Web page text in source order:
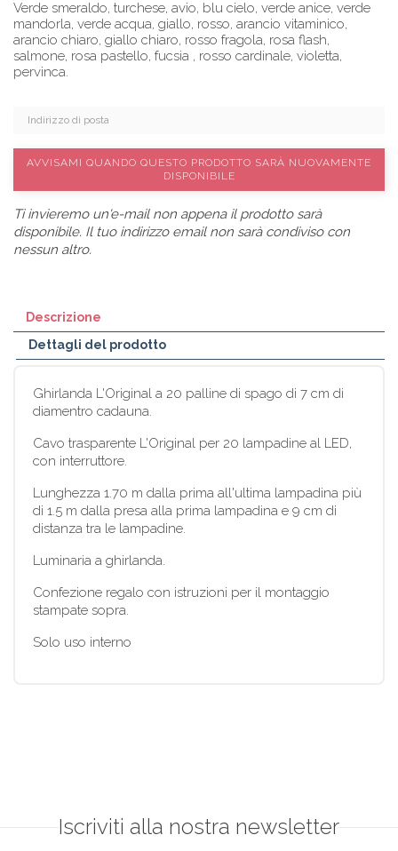
Verde smeraldo, turchese, avio, blu cielo, verde anice, verde
mandorla, verde acqua, giallo, rosso, arancio vitaminico,
arancio chiaro, giallo chiaro, rosso fragola, rosa flash,
salmone, rosa pastello, fucsia , rosso cardinale, violetta,
pervinca.
AVVISAMI QUANDO QUESTO PRODOTTO SARÀ NUOVAMENTE
DISPONIBILE
Ti invieremo un'e-mail non appena il prodotto sarà
disponibile. Il tuo indirizzo email non sarà condiviso con
nessun altro.
Descrizione
Dettagli del prodotto
Ghirlanda L'Original a 20 palline di spago di 7 cm di
diamentro cadauna.
Cavo trasparente L'Original per 20 lampadine al LED,
con interruttore.
Lunghezza 1.70 m dalla prima all'ultima lampadina più
di 1.5 m dalla presa alla prima lampadina e 9 cm di
distanza tra le lampadine.
Luminaria a ghirlanda.
Confezione regalo con istruzioni per il montaggio
stampate sopra.
Solo uso interno
Iscriviti alla nostra newsletter